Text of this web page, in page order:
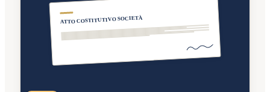
ATTO COSTITUTIVO SOCIETÀ